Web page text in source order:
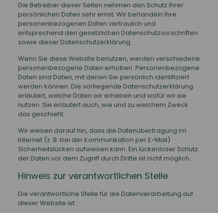
Die Betreiber dieser Seiten nehmen den Schutz Ihrer
persönlichen Daten sehr ernst. Wir behandeln Ihre
personenbezogenen Daten vertraulich und
entsprechend den gesetzlichen Datenschutzvorschriften
sowie dieser Datenschutzerklärung.
Wenn Sie diese Website benutzen, werden verschiedene
personenbezogene Daten erhoben. Personenbezogene
Daten sind Daten, mit denen Sie persönlich identifiziert
werden können. Die vorliegende Datenschutzerklärung
erläutert, welche Daten wir erheben und wofür wir sie
nutzen. Sie erläutert auch, wie und zu welchem Zweck
das geschieht.
Wir weisen darauf hin, dass die Datenübertragung im
Internet (z. B. bei der Kommunikation per E-Mail)
Sicherheitslücken aufweisen kann. Ein lückenloser Schutz
der Daten vor dem Zugriff durch Dritte ist nicht möglich.
Hinweis zur verantwortlichen Stelle
Die verantwortliche Stelle für die Datenverarbeitung auf
dieser Website ist: